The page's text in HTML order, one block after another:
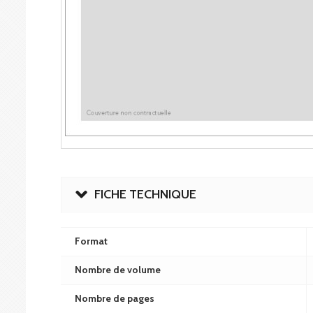
FICHE TECHNIQUE
Format
Nombre de volume
Nombre de pages